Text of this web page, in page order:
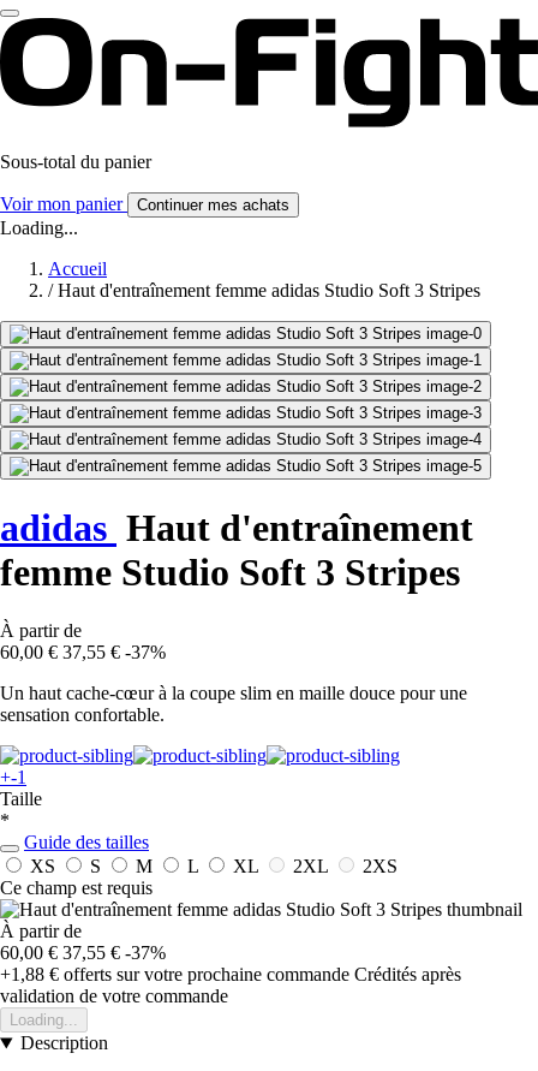
Sous-total du panier
Voir mon panier Continuer mes achats
Loading...
Accueil
/ Haut d'entraînement femme adidas Studio Soft 3 Stripes
adidas Haut d'entraînement
femme Studio Soft 3 Stripes
À partir de
60,00 € 37,55 € -37%
Un haut cache-cœur à la coupe slim en maille douce pour une
sensation confortable.
+-1
Taille
*
Guide des tailles
XS
S M L XL 2XL
2XS
Ce champ est requis
À partir de
60,00 € 37,55 € -37%
+1,88 € offerts sur votre prochaine commande Crédités après
validation de votre commande
Loading...
Description